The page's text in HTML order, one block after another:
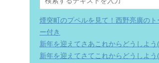
煙突町のプペルを見て！西野亮廣のト
ー付き
新年を迎えてさあこれからどうしよう
新年を迎えてさてこれからどうしよう